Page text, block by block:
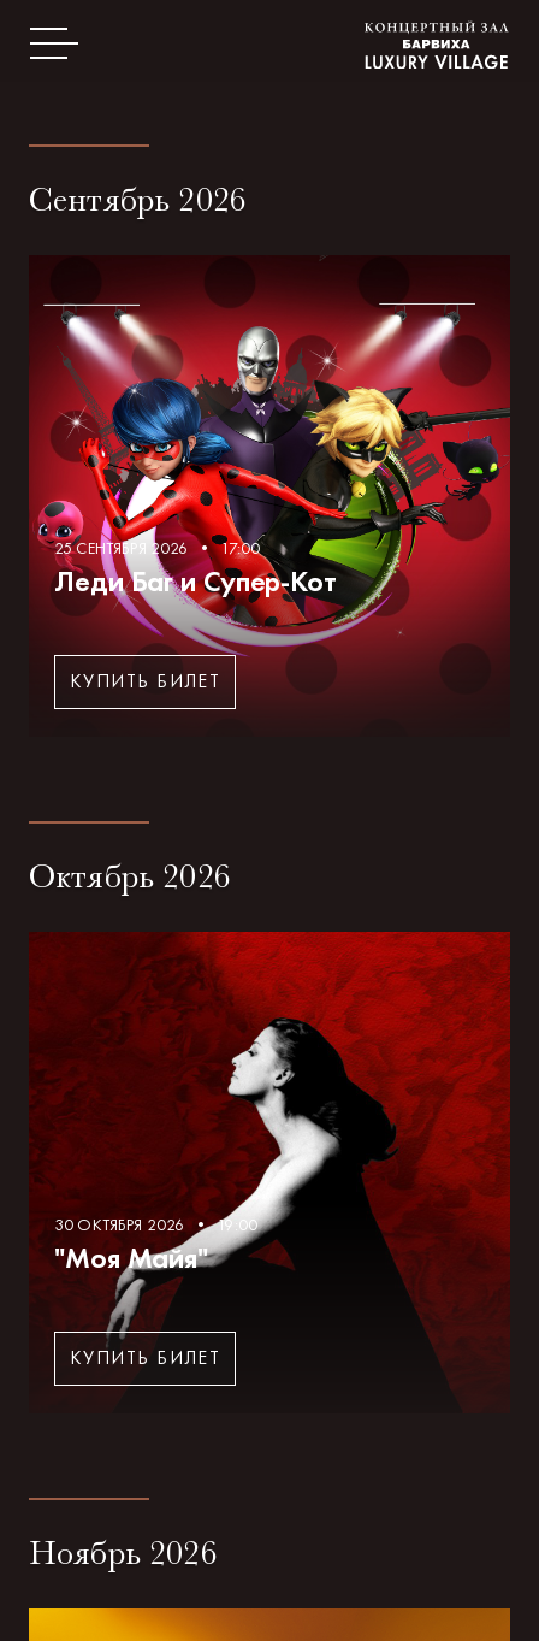
Сентябрь 2026
25 СЕНТЯБРЯ 2026 • 17:00
Леди Баг и Супер-Кот
КУПИТЬ БИЛЕТ
Октябрь 2026
30 ОКТЯБРЯ 2026 • 19:00
"Моя Майя"
КУПИТЬ БИЛЕТ
Ноябрь 2026